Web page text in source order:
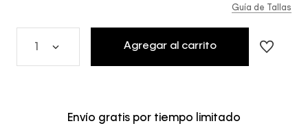
Guía de Tallas
Agregar al carrito
Envío gratis por tiempo limitado